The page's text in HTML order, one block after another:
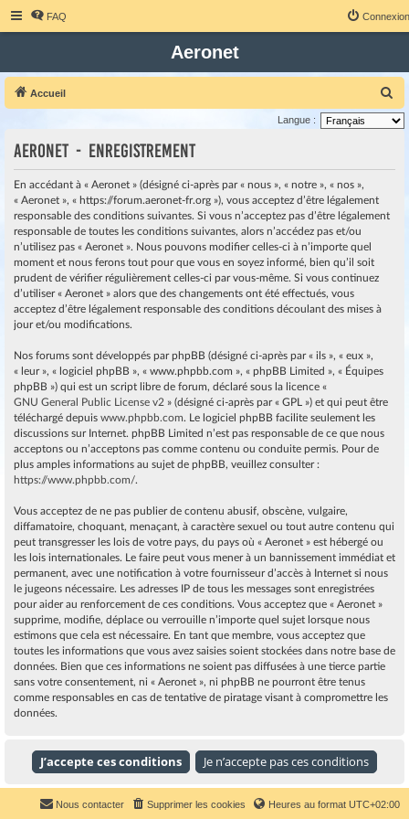
FAQ Connexion
Aeronet
Accueil
e
Langue :
Aeronet - Enregistrement
En accédant à « Aeronet » (désigné ci-après par « nous », « notre », « nos »,
« Aeronet », « https://forum.aeronet-fr.org »), vous acceptez d’être légalement
responsable des conditions suivantes. Si vous n’acceptez pas d’être légalement
responsable de toutes les conditions suivantes, alors n’accédez pas et/ou
n’utilisez pas « Aeronet ». Nous pouvons modifier celles-ci à n’importe quel
moment et nous ferons tout pour que vous en soyez informé, bien qu’il soit
prudent de vérifier régulièrement celles-ci par vous-même. Si vous continuez
d’utiliser « Aeronet » alors que des changements ont été effectués, vous
acceptez d’être légalement responsable des conditions découlant des mises à
jour et/ou modifications.
Nos forums sont développés par phpBB (désigné ci-après par « ils », « eux »,
« leur », « logiciel phpBB », « www.phpbb.com », « phpBB Limited », « Équipes
phpBB ») qui est un script libre de forum, déclaré sous la licence «
GNU General Public License v2 » (désigné ci-après par « GPL ») et qui peut être
téléchargé depuis www.phpbb.com. Le logiciel phpBB facilite seulement les
discussions sur Internet. phpBB Limited n’est pas responsable de ce que nous
acceptons ou n’acceptons pas comme contenu ou conduite permis. Pour de
plus amples informations au sujet de phpBB, veuillez consulter :
https://www.phpbb.com/.
Vous acceptez de ne pas publier de contenu abusif, obscène, vulgaire,
diffamatoire, choquant, menaçant, à caractère sexuel ou tout autre contenu qui
peut transgresser les lois de votre pays, du pays où « Aeronet » est hébergé ou
les lois internationales. Le faire peut vous mener à un bannissement immédiat et
permanent, avec une notification à votre fournisseur d’accès à Internet si nous
le jugeons nécessaire. Les adresses IP de tous les messages sont enregistrées
pour aider au renforcement de ces conditions. Vous acceptez que « Aeronet »
supprime, modifie, déplace ou verrouille n’importe quel sujet lorsque nous
estimons que cela est nécessaire. En tant que membre, vous acceptez que
toutes les informations que vous avez saisies soient stockées dans notre base de
données. Bien que ces informations ne soient pas diffusées à une tierce partie
sans votre consentement, ni « Aeronet », ni phpBB ne pourront être tenus
comme responsables en cas de tentative de piratage visant à compromettre les
données.
Heures au format UTC+02:00
Supprimer les cookies
Nous contacter